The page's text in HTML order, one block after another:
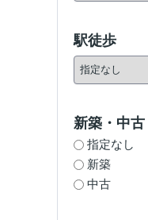
駅徒歩
新築・中古
指定なし
新築
中古